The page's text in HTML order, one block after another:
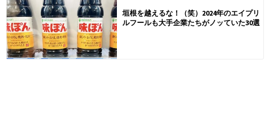
垣根を越えるな！（笑）2024年のエイプリ
ルフールも大手企業たちがノッていた30選